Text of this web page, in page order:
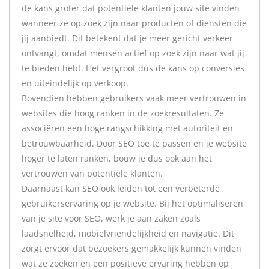
de kans groter dat potentiële klanten jouw site vinden
wanneer ze op zoek zijn naar producten of diensten die
jij aanbiedt. Dit betekent dat je meer gericht verkeer
ontvangt, omdat mensen actief op zoek zijn naar wat jij
te bieden hebt. Het vergroot dus de kans op conversies
en uiteindelijk op verkoop.
Bovendien hebben gebruikers vaak meer vertrouwen in
websites die hoog ranken in de zoekresultaten. Ze
associëren een hoge rangschikking met autoriteit en
betrouwbaarheid. Door SEO toe te passen en je website
hoger te laten ranken, bouw je dus ook aan het
vertrouwen van potentiële klanten.
Daarnaast kan SEO ook leiden tot een verbeterde
gebruikerservaring op je website. Bij het optimaliseren
van je site voor SEO, werk je aan zaken zoals
laadsnelheid, mobielvriendelijkheid en navigatie. Dit
zorgt ervoor dat bezoekers gemakkelijk kunnen vinden
wat ze zoeken en een positieve ervaring hebben op